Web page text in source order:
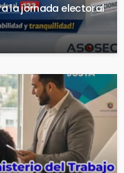
la jornada electoral